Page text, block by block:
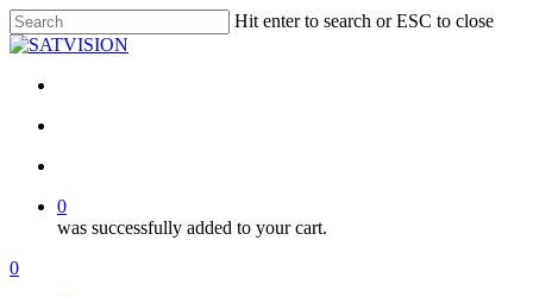
Skip
to
content
Hit enter to search or ESC to close
Close
0
was successfully added to your cart.
Menu
search
account
0